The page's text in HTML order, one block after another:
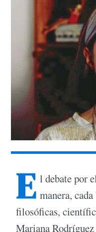
E l debate por
manera,
filosóficas,
Mariana Rodríguez